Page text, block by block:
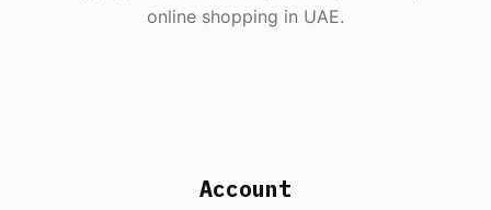
online shopping in UAE.
Account